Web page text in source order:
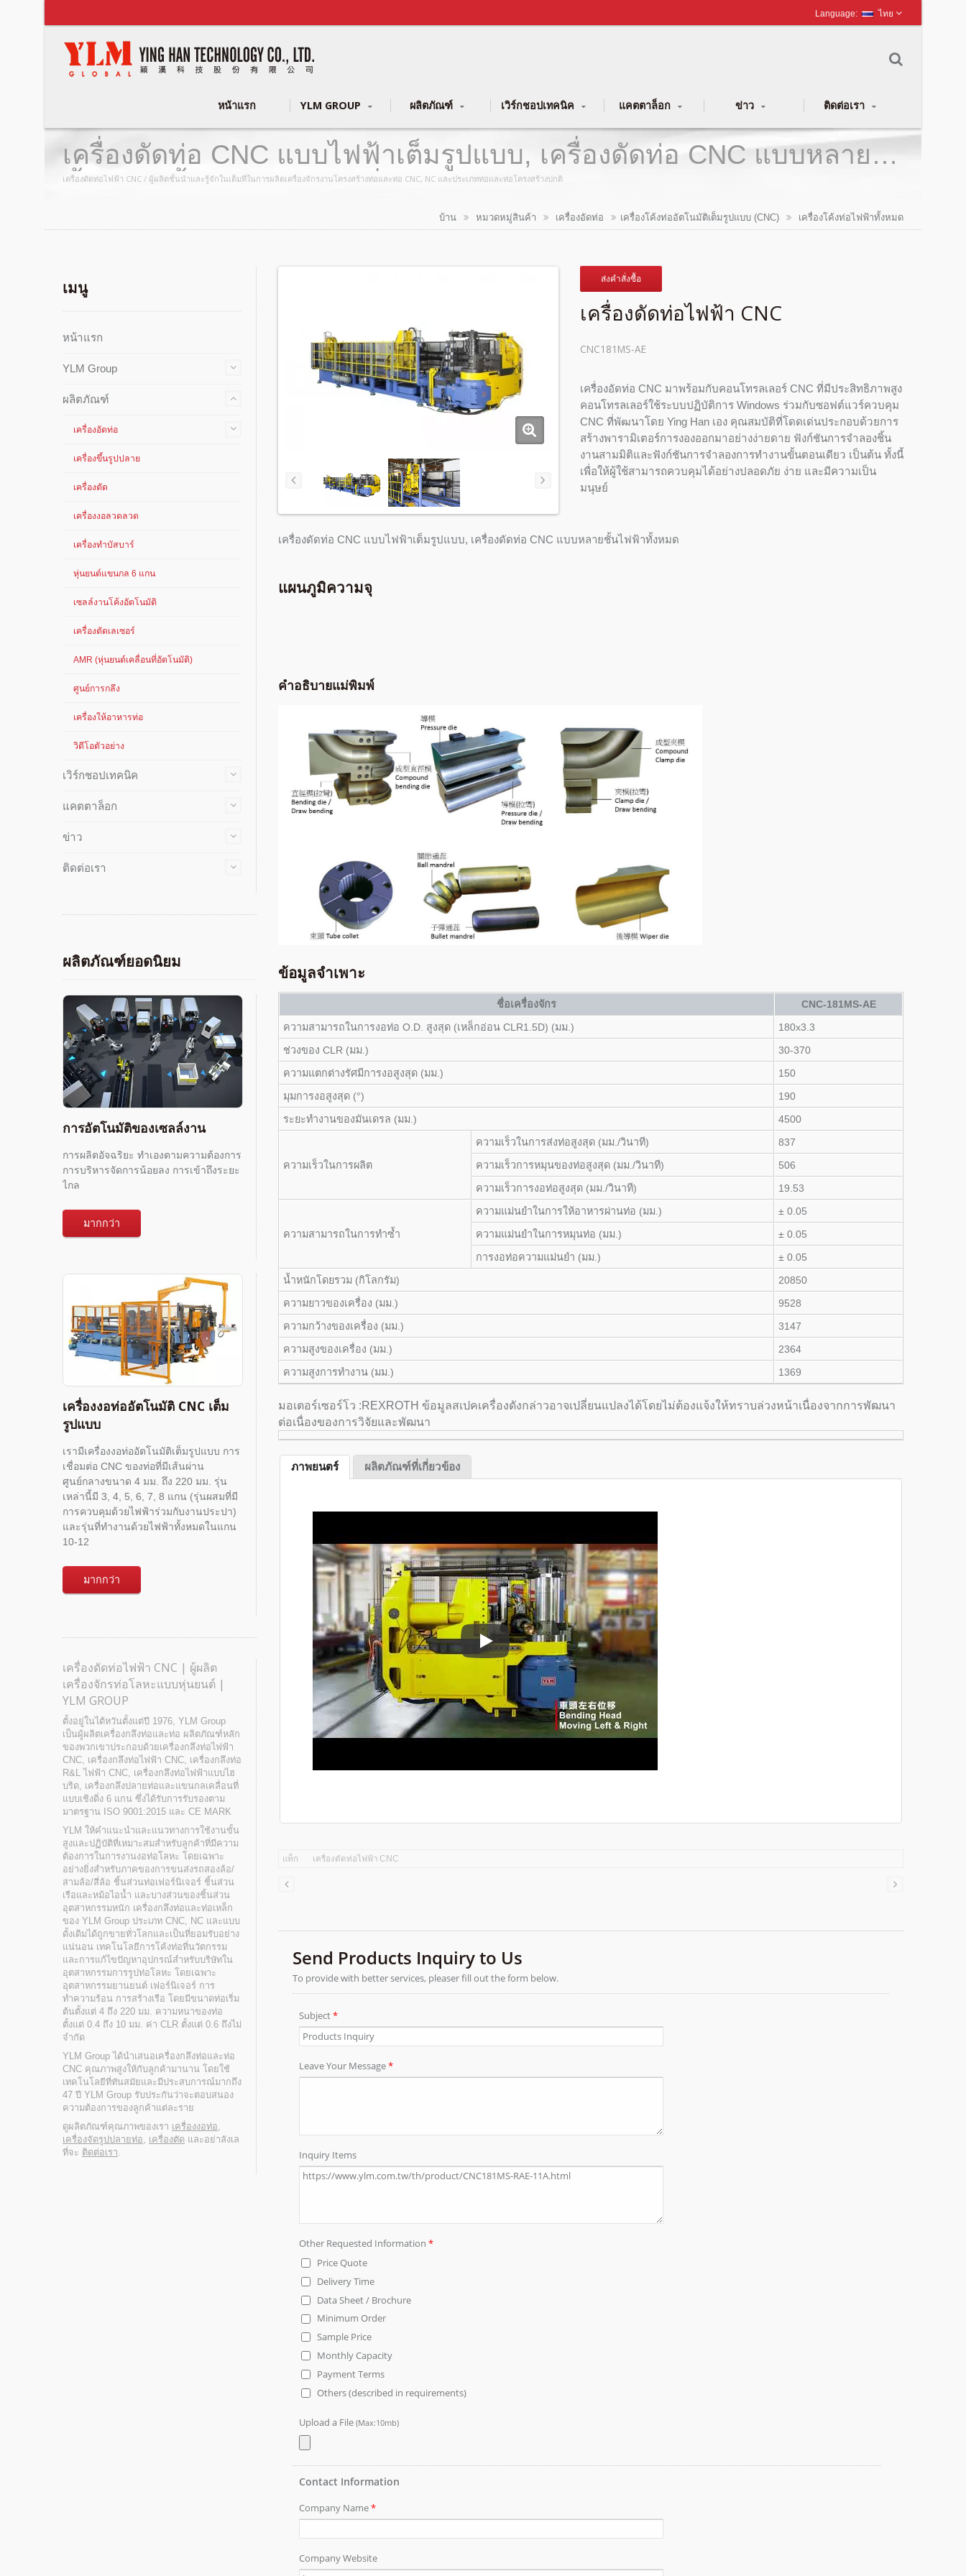
ไทย
หน้าแรก YLM GROUP ผลิตภัณฑ์ เวิร์กชอปเทคนิค แคตตาล็อก ข่าว ติดต่อเรา
เครื่องดัดท่อ CNC แบบไฟฟ้าเต็มรูปแบบ, เครื่องดัดท่อ CNC แบบหลาย
ชั้นไฟฟ้าทั้งหมด / ผู้ผลิตเครื่องจักรท่อโลหะแบบหุ่นยนต์ | YLM Group
เครื่องดัดท่อไฟฟ้า CNC / ผู้ผลิตชั้นนำและรู้จักในเต็มที่ในการผลิตเครื่องจักรงานโครงสร้างท่อและท่อ CNC, NC และประเภทท่อและท่อโครงสร้างปกติ
บ้าน หมวดหมู่สินค้า เครื่องอัดท่อ เครื่องโค้งท่ออัตโนมัติเต็มรูปแบบ (CNC) เครื่องโค้งท่อไฟฟ้าทั้งหมด
เมนู
หน้าแรก
YLM Group
ผลิตภัณฑ์
เครื่องอัดท่อ
เครื่องขึ้นรูปปลาย
เครื่องตัด
เครื่องงอลวดลวด
เครื่องทำบัสบาร์
หุ่นยนต์แขนกล 6 แกน
เซลล์งานโค้งอัตโนมัติ
เครื่องตัดเลเซอร์
AMR (หุ่นยนต์เคลื่อนที่อัตโนมัติ)
ศูนย์การกลึง
เครื่องให้อาหารท่อ
วิดีโอตัวอย่าง
เวิร์กชอปเทคนิค
แคตตาล็อก
ข่าว
ติดต่อเรา
ผลิตภัณฑ์ยอดนิยม
การอัตโนมัติของเซลล์งาน
การผลิตอัจฉริยะ ทำเองตามความต้องการ
การบริหารจัดการน้อยลง การเข้าถึงระยะ
ไกล
มากกว่า
เครื่องงอท่ออัตโนมัติ CNC เต็ม
รูปแบบ
เรามีเครื่องงอท่ออัตโนมัติเต็มรูปแบบ การ
เชื่อมต่อ CNC ของท่อที่มีเส้นผ่าน
ศูนย์กลางขนาด 4 มม. ถึง 220 มม. รุ่น
เหล่านี้มี 3, 4, 5, 6, 7, 8 แกน (รุ่นผสมที่มี
การควบคุมด้วยไฟฟ้าร่วมกับงานประปา)
และรุ่นที่ทำงานด้วยไฟฟ้าทั้งหมดในแกน
10-12
มากกว่า
เครื่องดัดท่อไฟฟ้า CNC | ผู้ผลิต
เครื่องจักรท่อโลหะแบบหุ่นยนต์ |
YLM GROUP
ตั้งอยู่ในไต้หวันตั้งแต่ปี 1976, YLM Group
เป็นผู้ผลิตเครื่องกลึงท่อและท่อ ผลิตภัณฑ์หลัก
ของพวกเขาประกอบด้วยเครื่องกลึงท่อไฟฟ้า
CNC, เครื่องกลึงท่อไฟฟ้า CNC, เครื่องกลึงท่อ
R&L ไฟฟ้า CNC, เครื่องกลึงท่อไฟฟ้าแบบไฮ
บริด, เครื่องกลึงปลายท่อและแขนกลเคลื่อนที่
แบบเชิงดิ่ง 6 แกน ซึ่งได้รับการรับรองตาม
มาตรฐาน ISO 9001:2015 และ CE MARK
YLM ให้คำแนะนำและแนวทางการใช้งานขั้น
สูงและปฏิบัติที่เหมาะสมสำหรับลูกค้าที่มีความ
ต้องการในการงานงอท่อโลหะ โดยเฉพาะ
อย่างยิ่งสำหรับภาคของการขนส่งรถสองล้อ/
สามล้อ/สี่ล้อ ชิ้นส่วนท่อเฟอร์นิเจอร์ ชิ้นส่วน
เรือและหม้อไอน้ำ และบางส่วนของชิ้นส่วน
อุตสาหกรรมหนัก เครื่องกลึงท่อและท่อเหล็ก
ของ YLM Group ประเภท CNC, NC และแบบ
ดั้งเดิมได้ถูกขายทั่วโลกและเป็นที่ยอมรับอย่าง
แน่นอน เทคโนโลยีการโค้งท่อที่นวัตกรรม
และการแก้ไขปัญหาอุปกรณ์สำหรับบริษัทใน
อุตสาหกรรมการรูปท่อโลหะ โดยเฉพาะ
อุตสาหกรรมยานยนต์ เฟอร์นิเจอร์ การ
ทำความร้อน การสร้างเรือ โดยมีขนาดท่อเริ่ม
ต้นตั้งแต่ 4 ถึง 220 มม. ความหนาของท่อ
ตั้งแต่ 0.4 ถึง 10 มม. ค่า CLR ตั้งแต่ 0.6 ถึงไม่
จำกัด
YLM Group ได้นำเสนอเครื่องกลึงท่อและท่อ
CNC คุณภาพสูงให้กับลูกค้ามานาน โดยใช้
เทคโนโลยีที่ทันสมัยและมีประสบการณ์มากถึง
47 ปี YLM Group รับประกันว่าจะตอบสนอง
ความต้องการของลูกค้าแต่ละราย
ดูผลิตภัณฑ์คุณภาพของเรา เครื่องงอท่อ,
เครื่องจัดรูปปลายท่อ, เครื่องตัด และอย่าลังเล
ที่จะ ติดต่อเรา.
ส่งคำสั่งซื้อ
เครื่องดัดท่อไฟฟ้า CNC
CNC181MS-AE
เครื่องอัดท่อ CNC มาพร้อมกับคอนโทรลเลอร์ CNC ที่มีประสิทธิภาพสูง
คอนโทรลเลอร์ใช้ระบบปฏิบัติการ Windows ร่วมกับซอฟต์แวร์ควบคุม
CNC ที่พัฒนาโดย Ying Han เอง คุณสมบัติที่โดดเด่นประกอบด้วยการ
สร้างพารามิเตอร์การงองออกมาอย่างง่ายดาย ฟังก์ชันการจำลองชิ้น
งานสามมิติและฟังก์ชันการจำลองการทำงานขั้นตอนเดียว เป็นต้น ทั้งนี้
เพื่อให้ผู้ใช้สามารถควบคุมได้อย่างปลอดภัย ง่าย และมีความเป็น
มนุษย์
เครื่องดัดท่อ CNC แบบไฟฟ้าเต็มรูปแบบ, เครื่องดัดท่อ CNC แบบหลายชั้นไฟฟ้าทั้งหมด
แผนภูมิความจุ
คำอธิบายแม่พิมพ์
ข้อมูลจำเพาะ
ชื่อเครื่องจักร
CNC-181MS-AE
ความสามารถในการงอท่อ O.D. สูงสุด (เหล็กอ่อน CLR1.5D) (มม.)
180x3.3
ช่วงของ CLR (มม.)
30-370
ความแตกต่างรัศมีการงอสูงสุด (มม.)
150
มุมการงอสูงสุด (°)
190
ระยะทำงานของมันเดรล (มม.)
4500
ความเร็วในการผลิต
ความเร็วในการส่งท่อสูงสุด (มม./วินาที)
837
ความเร็วการหมุนของท่อสูงสุด (มม./วินาที)
506
ความเร็วการงอท่อสูงสุด (มม./วินาที)
19.53
ความสามารถในการทำซ้ำ
ความแม่นยำในการให้อาหารผ่านท่อ (มม.)
± 0.05
ความแม่นยำในการหมุนท่อ (มม.)
± 0.05
การงอท่อความแม่นยำ (มม.)
± 0.05
น้ำหนักโดยรวม (กิโลกรัม)
20850
ความยาวของเครื่อง (มม.)
9528
ความกว้างของเครื่อง (มม.)
3147
ความสูงของเครื่อง (มม.)
2364
ความสูงการทำงาน (มม.)
1369
มอเตอร์เซอร์โว :REXROTH ข้อมูลสเปคเครื่องดังกล่าวอาจเปลี่ยนแปลงได้โดยไม่ต้องแจ้งให้ทราบล่วงหน้าเนื่องจากการพัฒนา
ต่อเนื่องของการวิจัยและพัฒนา
ภาพยนตร์ ผลิตภัณฑ์ที่เกี่ยวข้อง
เครื่องดัดท่อไฟฟ้า CNC
แท็ก เครื่องดัดท่อไฟฟ้า CNC